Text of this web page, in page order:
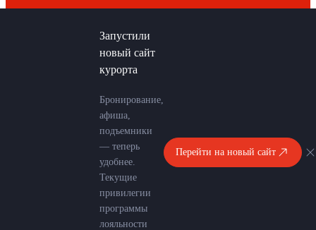
Запустили
новый сайт
курорта
Бронирование,
афиша,
подъемники
— теперь
удобнее.
Текущие
привилегии
программы
лояльности
Перейти на новый сайт